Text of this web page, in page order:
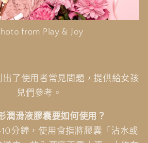
from Play & Joy
了使用者常見問題，提供給女孩
兒們參考。
潤滑液膠囊要如何使用？
分鐘，使用食指將膠囊「沾水或